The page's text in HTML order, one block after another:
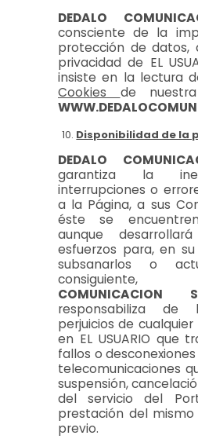
DEDALO
consciente de la
protección de datos,
privacidad de EL
insiste en la lectura
Cookies de
Disponibilidad de la
DEDALO
garantiza la
interrupciones o
a la Página, a sus
éste se
aunque
esfuerzos para, en
subsanarlos o
COMUNICACION
responsabiliza
perjuicios de
en EL USUARIO que
fallos o
telecomunicaciones
suspensión,
del servicio del
prestación del
previo.